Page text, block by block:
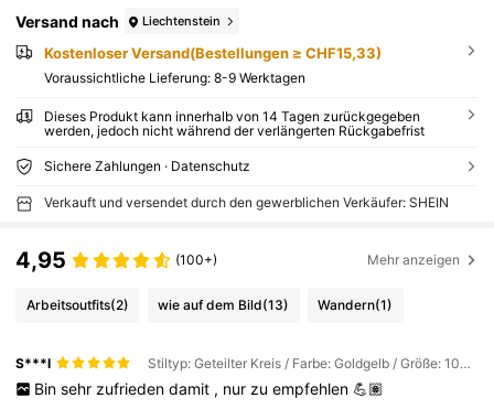
Versand nach Liechtenstein
Kostenloser Versand(Bestellungen ≥ CHF15,33)
Voraussichtliche Lieferung: 8-9 Werktagen
Dieses Produkt kann innerhalb von 14 Tagen zurückgegeben
werden, jedoch nicht während der verlängerten Rückgabefrist
Sichere Zahlungen · Datenschutz
Verkauft und versendet durch den gewerblichen Verkäufer: SHEIN
4,95 (100+) Mehr anzeigen
Arbeitsoutfits(2) wie auf dem Bild(13) Wandern(1)
S***l Stiltyp: Geteilter Kreis / Farbe: Goldgelb / Größe: 10mm
Bin sehr zufrieden damit , nur zu empfehlen 💪🏽